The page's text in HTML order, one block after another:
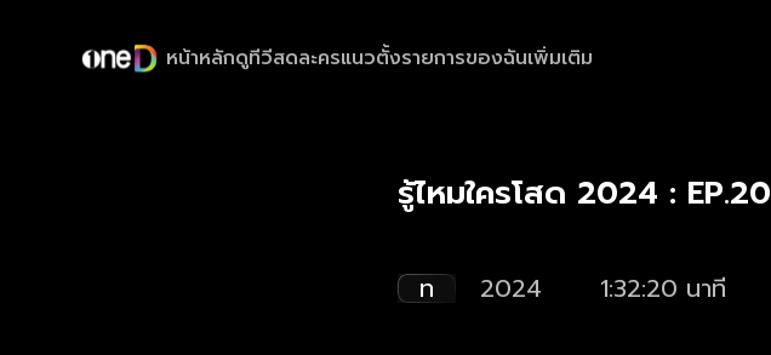
หน้าหลักดูทีวีสดละครแนวตั้งรายการของฉันเพิ่มเติม
รู้ไหมใครโสด 2024 : EP.20
ท 2024 1:32:20 นาที